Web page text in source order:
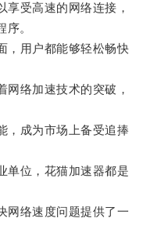
受高速的网络连接，
。
用户都能够轻松畅快
络加速技术的突破，
成为市场上备受追捧
位，花猫加速器都是
络速度问题提供了一